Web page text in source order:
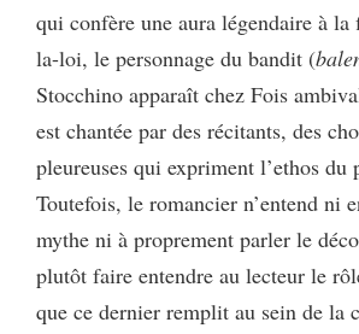
qui confère une aura légendaire à
la-loi, le personnage du bandit (
Stocchino apparaît chez Fois
est chantée par des récitants, des
pleureuses qui expriment l’ethos du
Toutefois, le romancier n’entend ni
mythe ni à proprement parler le
plutôt faire entendre au lecteur le
que ce dernier remplit au sein de la